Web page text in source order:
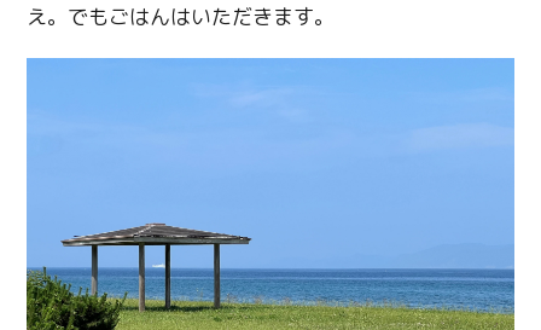
え。でもごはんはいただきます。